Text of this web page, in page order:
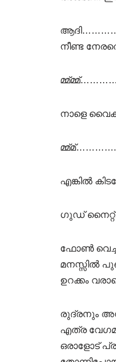
നീണ്ട
നാളെ
മ്മ്മ്………….
എങ്കിൽ
ഗുഡ്
ഫോൺ
മനസ്സിൽ
ഉറക്കം
രുദ്രനും
എത്ര
ഒരാളോട്